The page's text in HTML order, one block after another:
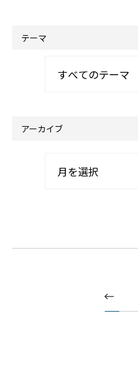
テーマ
アーカイブ